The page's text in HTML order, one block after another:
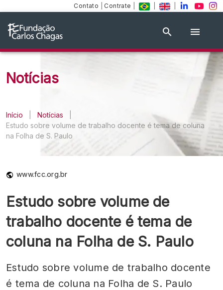
Contato Contrate
Notícias
Início Notícias
Estudo sobre volume de trabalho docente é tema de coluna
na Folha de S. Paulo
www.fcc.org.br
Estudo sobre volume de
trabalho docente é tema de
coluna na Folha de S. Paulo
Estudo sobre volume de trabalho docente
é tema de coluna na Folha de S. Paulo